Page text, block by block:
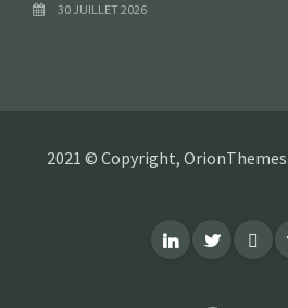
30 JUILLET 2026
2021 © Copyright,